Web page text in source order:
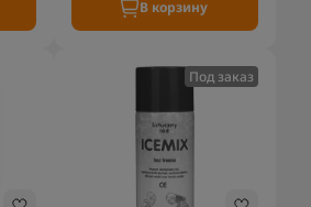
В корзину
Под заказ